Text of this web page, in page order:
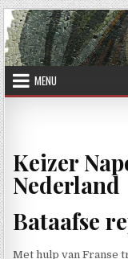
Skip to content
MENU
Keizer
Nederland
Bataafse
Met hulp van Franse